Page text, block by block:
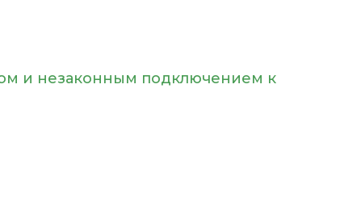
и незаконным подключением к